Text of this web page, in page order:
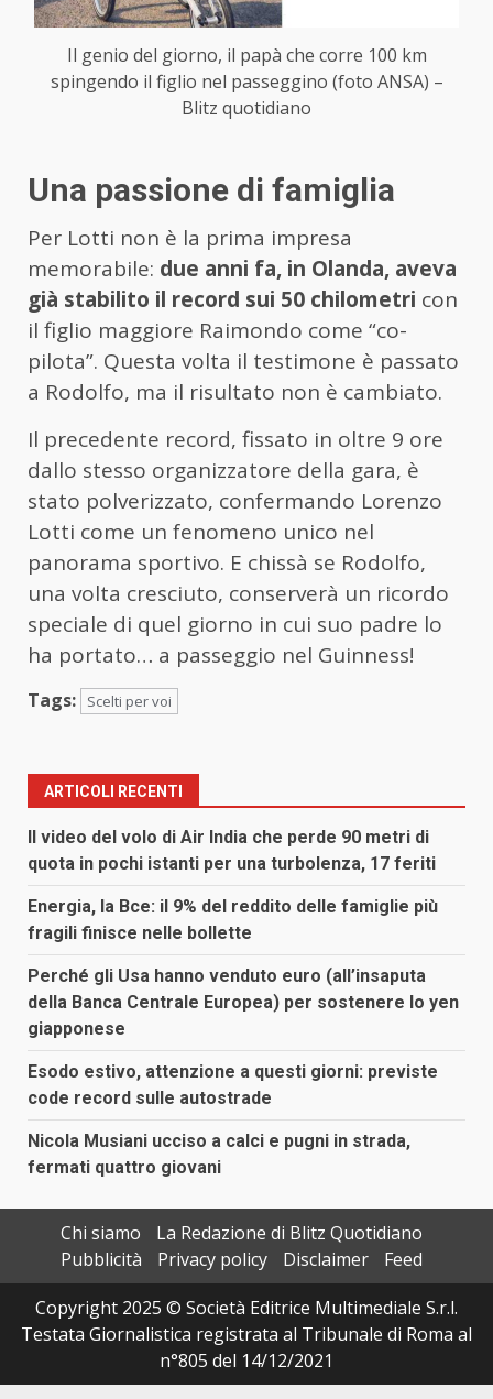
Il genio del giorno, il papà che corre 100 km
spingendo il figlio nel passeggino (foto ANSA) –
Blitz quotidiano
Una passione di famiglia
Per Lotti non è la prima impresa
memorabile: due anni fa, in Olanda, aveva
già stabilito il record sui 50 chilometri con
il figlio maggiore Raimondo come “co-
pilota”. Questa volta il testimone è passato
a Rodolfo, ma il risultato non è cambiato.
Il precedente record, fissato in oltre 9 ore
dallo stesso organizzatore della gara, è
stato polverizzato, confermando Lorenzo
Lotti come un fenomeno unico nel
panorama sportivo. E chissà se Rodolfo,
una volta cresciuto, conserverà un ricordo
speciale di quel giorno in cui suo padre lo
ha portato… a passeggio nel Guinness!
Tags: Scelti per voi
ARTICOLI RECENTI
Il video del volo di Air India che perde 90 metri di
quota in pochi istanti per una turbolenza, 17 feriti
Energia, la Bce: il 9% del reddito delle famiglie più
fragili finisce nelle bollette
Perché gli Usa hanno venduto euro (all’insaputa
della Banca Centrale Europea) per sostenere lo yen
giapponese
Esodo estivo, attenzione a questi giorni: previste
code record sulle autostrade
Nicola Musiani ucciso a calci e pugni in strada,
fermati quattro giovani
Chi siamo
La Redazione di Blitz Quotidiano
Pubblicità
Privacy policy Disclaimer
Feed
Copyright 2025 © Società Editrice Multimediale S.r.l.
Testata Giornalistica registrata al Tribunale di Roma al
n°805 del 14/12/2021